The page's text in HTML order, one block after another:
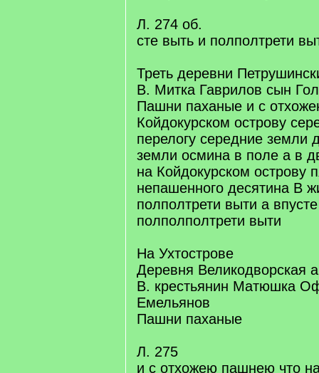
Л. 274 об.
сте выть и полполтрети
Треть деревни
В. Митка Гаврилов сын
Пашни паханые и с
Койдокурском острову
перелогу середние земли
земли осмина в поле а в
на Койдокурском острову
непашенного десятина В
полполтрети выти а
полполполтрети выти
На Ухтострове
Деревня Великодворская
В. крестьянин Матюшка
Емельянов
Пашни паханые
Л. 275
и с отхожею пашнею что